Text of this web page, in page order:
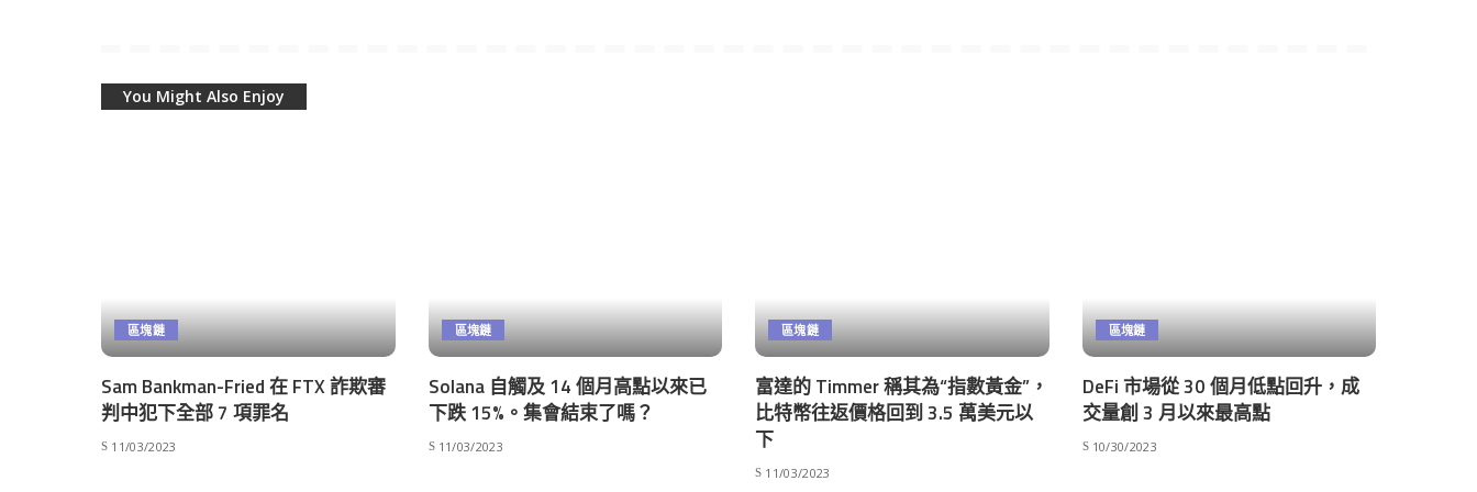
You Might Also Enjoy
區塊鏈
Sam Bankman-Fried 在 FTX 詐欺審
判中犯下全部 7 項罪名
11/03/2023
區塊鏈
Solana 自觸及 14 個月高點以來已
下跌 15%。集會結束了嗎？
11/03/2023
區塊鏈
富達的 Timmer 稱其為“指數黃金”，
比特幣往返價格回到 3.5 萬美元以
下
11/03/2023
區塊鏈
DeFi 市場從 30 個月低點回升，成
交量創 3 月以來最高點
10/30/2023